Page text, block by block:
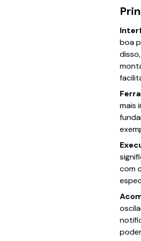
boa
mais
com